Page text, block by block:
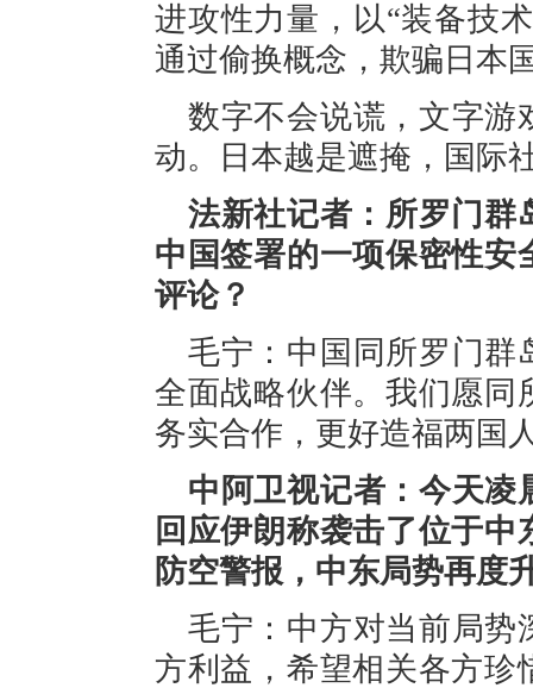
进攻性力量，以“装备技
通过偷换概念，欺骗日本
数字不会说谎，文字游
动。日本越是遮掩，国际
法新社记者：所罗门群
中国签署的一项保密性安
评论？
毛宁：中国同所罗门群
全面战略伙伴。我们愿同
务实合作，更好造福两国
中阿卫视记者：今天凌
回应伊朗称袭击了位于
防空警报，中东局势再度
毛宁：中方对当前局势
方利益，希望相关各方珍